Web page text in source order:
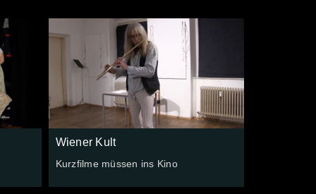
Wiener Kult
Kurzfilme müssen ins Kino